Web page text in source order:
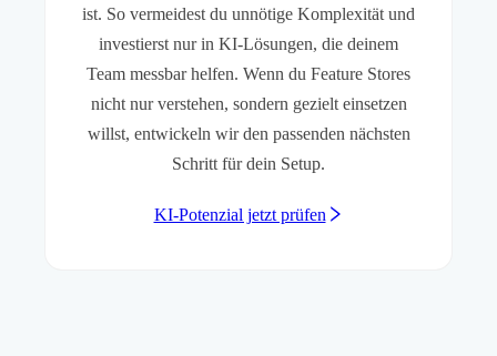
ist. So vermeidest du unnötige Komplexität und
investierst nur in KI-Lösungen, die deinem
Team messbar helfen. Wenn du Feature Stores
nicht nur verstehen, sondern gezielt einsetzen
willst, entwickeln wir den passenden nächsten
Schritt für dein Setup.
KI-Potenzial jetzt prüfen